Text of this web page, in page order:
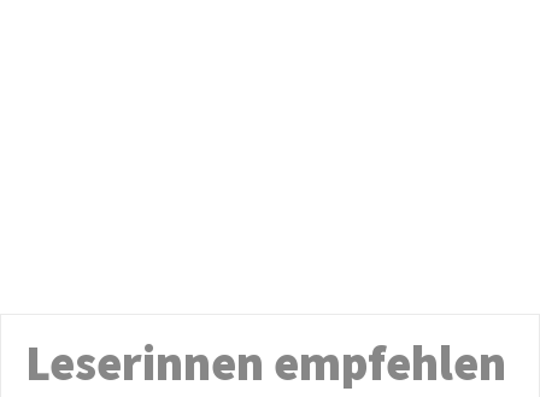
Leserinnen empfehlen